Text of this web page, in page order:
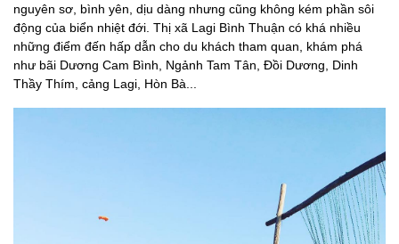
nguyên sơ, bình yên, dịu dàng nhưng cũng không kém phần sôi
động của biển nhiệt đới. Thị xã Lagi Bình Thuận có khá nhiều
những điểm đến hấp dẫn cho du khách tham quan, khám phá
như bãi Dương Cam Bình, Ngảnh Tam Tân, Đồi Dương, Dinh
Thầy Thím, cảng Lagi, Hòn Bà...